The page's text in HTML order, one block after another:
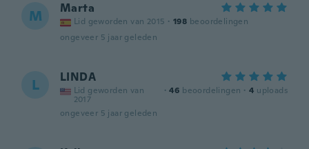
M Marta
Lid geworden van 2015 · 198 beoordelingen
ongeveer 5 jaar geleden
L LINDA
Lid geworden van
2017
· 46 beoordelingen · 4 uploads
ongeveer 5 jaar geleden